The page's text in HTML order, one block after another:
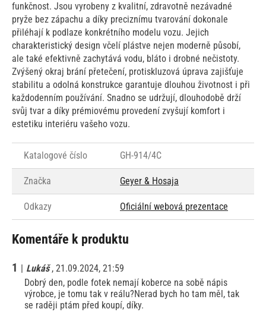
funkčnost. Jsou vyrobeny z kvalitní, zdravotně nezávadné
pryže bez zápachu a díky preciznímu tvarování dokonale
přiléhají k podlaze konkrétního modelu vozu. Jejich
charakteristický design včelí plástve nejen moderně působí,
ale také efektivně zachytává vodu, bláto i drobné nečistoty.
Zvýšený okraj brání přetečení, protiskluzová úprava zajišťuje
stabilitu a odolná konstrukce garantuje dlouhou životnost i při
každodenním používání. Snadno se udržují, dlouhodobě drží
svůj tvar a díky prémiovému provedení zvyšují komfort i
estetiku interiéru vašeho vozu.
Katalogové číslo GH-914/4C
Značka Geyer & Hosaja
Odkazy Oficiální webová prezentace
Komentáře k produktu
1 Lukáš, 21.09.2024, 21:59
Dobrý den, podle fotek nemají koberce na sobě nápis
výrobce, je tomu tak v reálu?Nerad bych ho tam měl, tak
se raději ptám před koupí, díky.